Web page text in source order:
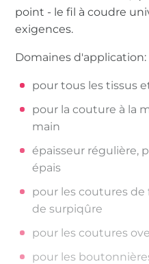
point - le fil à coudre
exigences.
Domaines d'application:
pour tous les tissus
pour la couture à la
main
épaisseur régulière,
épais
pour les coutures
de surpiqûre
pour les coutures
pour les